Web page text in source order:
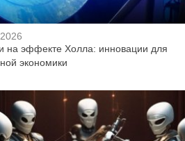
на эффекте Холла: инновации для
экономики